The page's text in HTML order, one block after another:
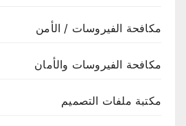
مكافحة الفيروسات / الأمن
مكافحة الفيروسات والأمان
مكتبة ملفات التصميم